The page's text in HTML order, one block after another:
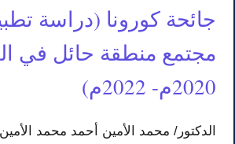
جائحة كورونا (دراسة
مجتمع منطقة حائل في
2020م- 2022م)
الدكتور/ محمد الأمين أحمد محمد الأمين